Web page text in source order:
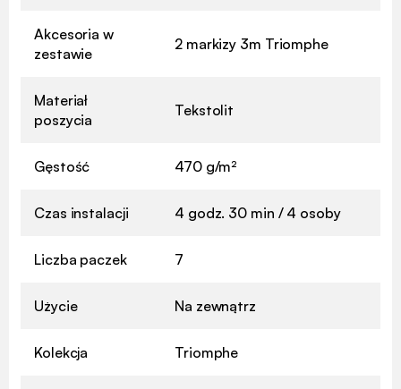
Akcesoria w
zestawie
2 markizy 3m Triomphe
Materiał
poszycia
Tekstolit
Gęstość 470 g/m²
Czas instalacji 4 godz. 30 min / 4 osoby
Liczba paczek 7
Użycie Na zewnątrz
Kolekcja Triomphe